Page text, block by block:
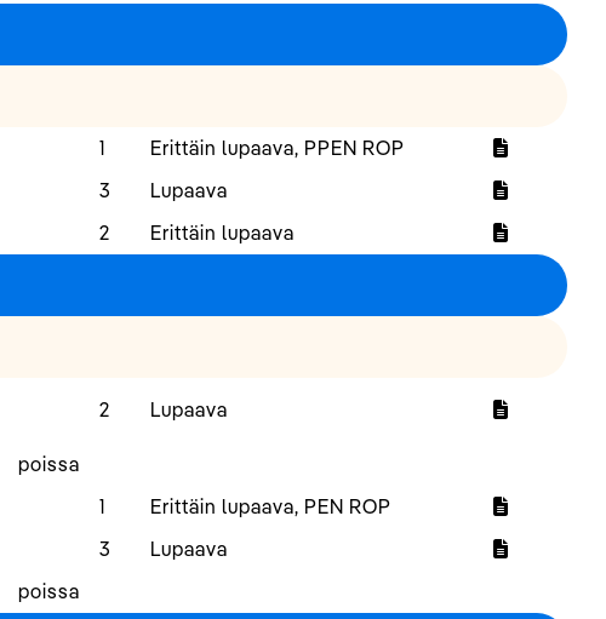
1
Erittäin lupaava, PPEN ROP
3
Lupaava
2 Erittäin lupaava
2 Lupaava
poissa
1
Erittäin lupaava, PEN ROP
3
Lupaava
poissa